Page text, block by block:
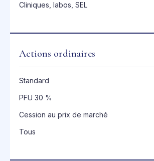
Cliniques, labos, SEL
Actions ordinaires
Standard
PFU 30 %
Cession au prix de marché
Tous